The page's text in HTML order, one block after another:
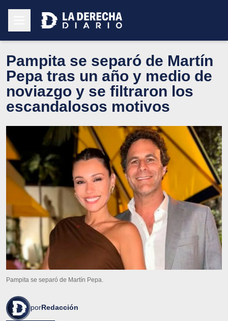
Pampita se separó de Martín
Pepa tras un año y medio de
noviazgo y se filtraron los
escandalosos motivos
Pampita se separó de Martín Pepa.
porRedacción